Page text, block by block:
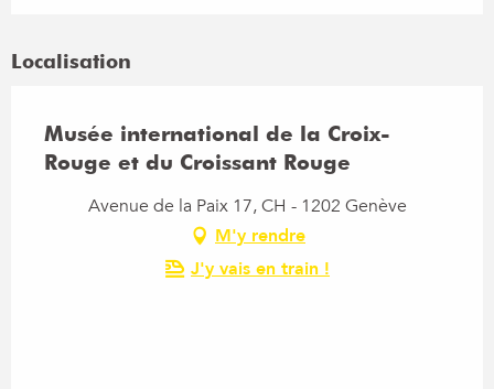
Localisation
Musée international de la Croix-
Rouge et du Croissant Rouge
Avenue de la Paix 17, CH - 1202 Genève
M'y rendre
J'y vais en train !